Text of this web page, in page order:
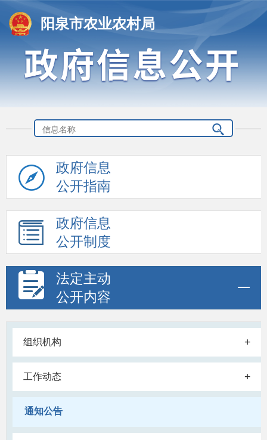
阳泉市农业农村局
政府信息
公开指南
政府信息
公开制度
法定主动
公开内容
组织机构 +
工作动态 +
通知公告